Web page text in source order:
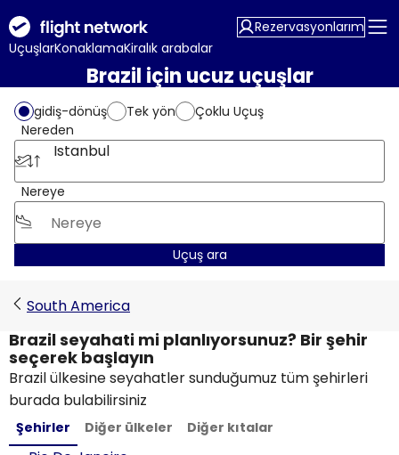
UçuşlarKonaklamaKiralık arabalar
Rezervasyonlarım
Brazil için ucuz uçuşlar
gidiş-dönüş Tek yön
Çoklu Uçuş
Nereden
Istanbul
Nereye
Uçuş ara
South America
Brazil seyahati mi planlıyorsunuz? Bir şehir
seçerek başlayın
Brazil ülkesine seyahatler sunduğumuz tüm şehirleri
burada bulabilirsiniz
Şehirler Diğer ülkeler Diğer kıtalar